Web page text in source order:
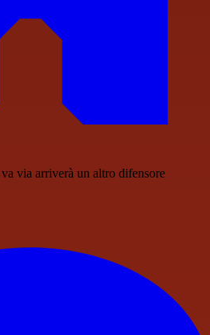
via arriverà un altro difensore